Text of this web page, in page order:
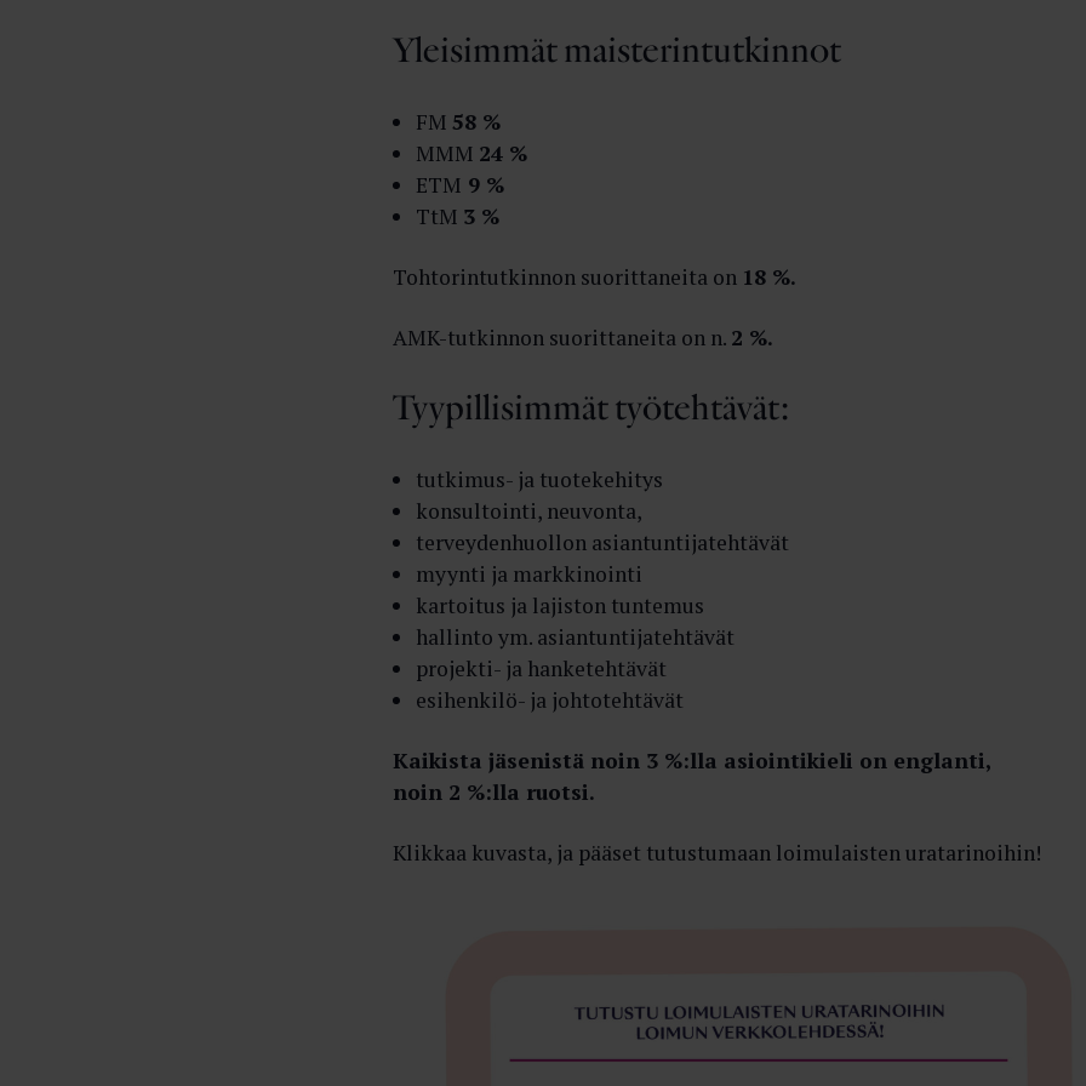
Yleisimmät maisterintutkinnot
FM58 %
MMM 24 %
ETM 9 %
TtM 3 %
Tohtorintutkinnon suorittaneita on 18 %.
AMK-tutkinnon suorittaneita on n. 2 %.
Tyypillisimmät työtehtävät:
tutkimus- ja tuotekehitys
konsultointi, neuvonta,
terveydenhuollon asiantuntijatehtävät
myynti ja markkinointi
kartoitus ja lajiston tuntemus
hallinto ym. asiantuntijatehtävät
projekti- ja hanketehtävät
esihenkilö- ja johtotehtävät
Kaikista jäsenistä noin 3 %:lla asiointikieli on englanti,
noin 2 %:lla ruotsi.
Klikkaa kuvasta, ja pääset tutustumaan loimulaisten uratarinoihin!